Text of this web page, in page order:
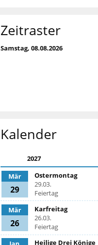
Zeitraster
Samstag, 08.08.2026
Kalender
2027
Mär
29
Ostermontag
29.03.
Feiertag
Mär
26
Karfreitag
26.03.
Feiertag
Heilige Drei Könige